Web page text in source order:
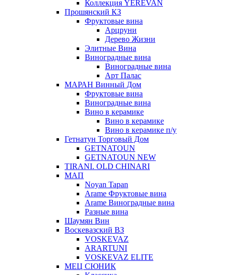
Коллекция YEREVAN
Прошянский КЗ
Фруктовые вина
Арцруни
Дерево Жизни
Элитные Вина
Виноградные вина
Виноградные вина
Арт Палас
МАРАН Винный Дом
Фруктовые вина
Виноградные вина
Вино в керамике
Вино в керамике
Вино в керамике п/у
Гетнатун Торговый Дом
GETNATOUN
GETNATOUN NEW
TIRANI. OLD CHINARI
МАП
Noyan Tapan
Arame Фруктовые вина
Arame Виноградные вина
Разные вина
Шаумян Вин
Воскевазский ВЗ
VOSKEVAZ
ARARTUNI
VOSKEVAZ ELITE
МЕЦ СЮНИК